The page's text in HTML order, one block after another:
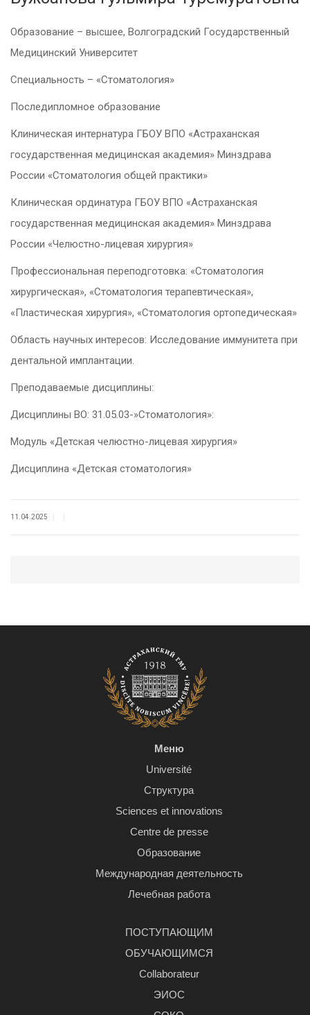
Образование – высшее, Волгоградский Государственный
Медицинский Университет
Специальность – «Стоматология»
Последипломное образование
Клиническая интернатура ГБОУ ВПО «Астраханская
государственная медицинская академия» Минздрава
России «Стоматология общей практики»
Клиническая ординатура ГБОУ ВПО «Астраханская
государственная медицинская академия» Минздрава
России «Челюстно-лицевая хирургия»
Профессиональная переподготовка: «Стоматология
хирургическая», «Стоматология терапевтическая»,
«Пластическая хирургия», «Стоматология ортопедическая»
Область научных интересов: Исследование иммунитета при
дентальной имплантации.
Преподаваемые дисциплины:
Дисциплины ВО: 31.05.03-»Стоматология»:
Модуль «Детская челюстно-лицевая хирургия»
Дисциплина «Детская стоматология»
11.04.2025
Меню
Université
Структура
Sciences et innovations
Centre de presse
Образование
Международная деятельность
Лечебная работа
ПОСТУПАЮЩИМ
ОБУЧАЮЩИМСЯ
Сollaborateur
ЭИОС